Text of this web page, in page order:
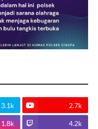
3.1k 2.7k
1.8k 4.2k